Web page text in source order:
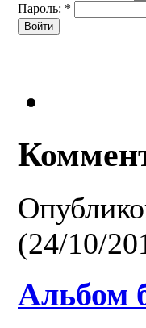
Пароль: *
(24/10/
Альбом